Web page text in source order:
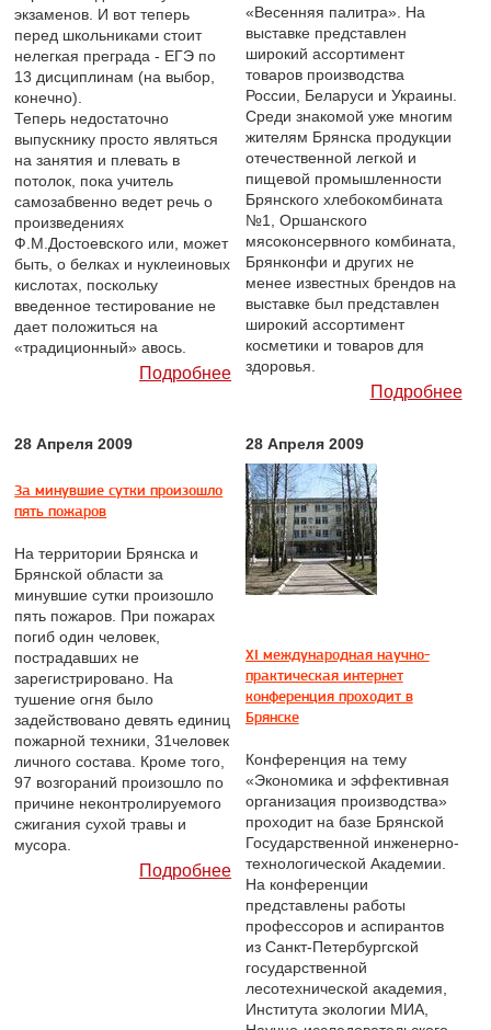
экзаменов. И вот теперь
перед школьниками стоит
нелегкая преграда - ЕГЭ по
13 дисциплинам (на выбор,
конечно).
Теперь недостаточно
выпускнику просто являться
на занятия и плевать в
потолок, пока учитель
самозабвенно ведет речь о
произведениях
Ф.М.Достоевского или, может
быть, о белках и нуклеиновых
кислотах, поскольку
введенное тестирование не
дает положиться на
«традиционный» авось.
Подробнее
«Весенняя палитра». На
выставке представлен
широкий ассортимент
товаров производства
России, Беларуси и Украины.
Среди знакомой уже многим
жителям Брянска продукции
отечественной легкой и
пищевой промышленности
Брянского хлебокомбината
№1, Оршанского
мясоконсервного комбината,
Брянконфи и других не
менее известных брендов на
выставке был представлен
широкий ассортимент
косметики и товаров для
здоровья.
Подробнее
28 Апреля 2009
За минувшие сутки произошло
пять пожаров
На территории Брянска и
Брянской области за
минувшие сутки произошло
пять пожаров. При пожарах
погиб один человек,
пострадавших не
зарегистрировано. На
тушение огня было
задействовано девять единиц
пожарной техники, 31человек
личного состава. Кроме того,
97 возгораний произошло по
причине неконтролируемого
сжигания сухой травы и
мусора.
Подробнее
28 Апреля 2009
XI международная научно-
практическая интернет
конференция проходит в
Брянске
Конференция на тему
«Экономика и эффективная
организация производства»
проходит на базе Брянской
Государственной инженерно-
технологической Академии.
На конференции
представлены работы
профессоров и аспирантов
из Санкт-Петербургской
государственной
лесотехнической академия,
Института экологии МИА,